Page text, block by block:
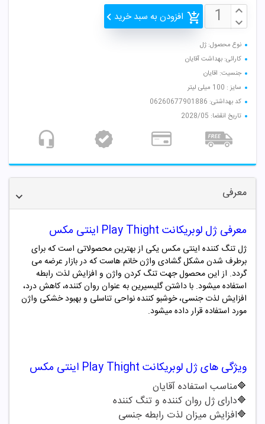
افزودن به سبد خرید
نوع محصول: ژل
کارائی: بهداشت آقایان
جنسیت: اقایان
سایز : 100 میلی لیتر
کد بهداشتی: 06260677901886
تاریخ انقضا: 2028/05
معرفی
معرفی ژل لوبریکانت Play Thight اینتی مکس
ژل تنگ کننده اینتی مکس یکی از بهترین محصولاتی است که برای
برطرف شدن مشکل گشادی واژن خانم هاست که در بازار عرضه می
گردد. از این محصول جهت تنگ کردن واژن و افزایش لذت رابطه
استفاده میشود. با داشتن گلیسیرین به عنوان روان کننده، کاهش درد،
افزایش لذت جنسی، خوشبو کننده نواحی تناسلی و بهبود خشکی واژن
مورد استفاده قرار داده میشود.
ویژگی هایژل لوبریکانت Play Thight اینتی مکس
🔷مناسب استفاده آقایان
🔷دارای ژل روان کننده و تنگ کننده
🔷افزایش میزان لذت رابطه جنسی